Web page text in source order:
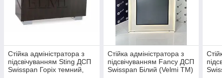
Стійка адміністратора з
підсвічуванням Sting ДСП
Swisspan Горіх темний,
Стійка адміністратора з
підсвічуванням Fancy ДСП
Swisspan Білий (Velmi TM)